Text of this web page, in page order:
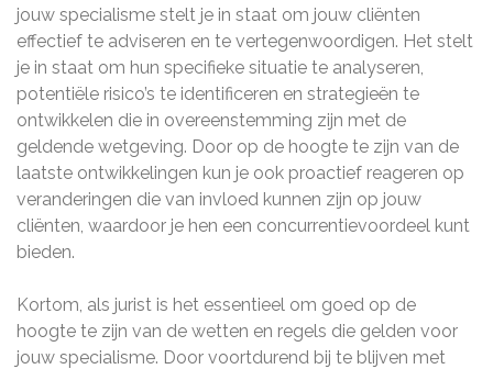
jouw specialisme stelt je in staat om jouw cliënten
effectief te adviseren en te vertegenwoordigen. Het stelt
je in staat om hun specifieke situatie te analyseren,
potentiële risico’s te identificeren en strategieën te
ontwikkelen die in overeenstemming zijn met de
geldende wetgeving. Door op de hoogte te zijn van de
laatste ontwikkelingen kun je ook proactief reageren op
veranderingen die van invloed kunnen zijn op jouw
cliënten, waardoor je hen een concurrentievoordeel kunt
bieden.
Kortom, als jurist is het essentieel om goed op de
hoogte te zijn van de wetten en regels die gelden voor
jouw specialisme. Door voortdurend bij te blijven met